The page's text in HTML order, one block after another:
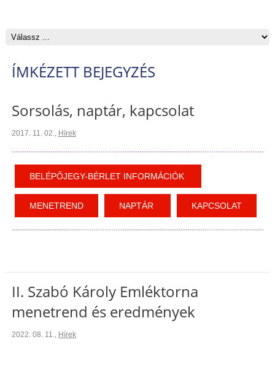
ÍMKÉZETT BEJEGYZÉS
Sorsolás, naptár, kapcsolat
2017. 11. 02., Hírek
BELÉPŐJEGY-BÉRLET INFORMÁCIÓK
MENETREND NAPTÁR KAPCSOLAT
II. Szabó Károly Emléktorna
menetrend és eredmények
2022. 08. 11., Hírek